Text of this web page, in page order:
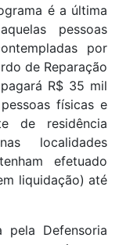
é a última
pessoas
por
de Reparação
R$ 35 mil
físicas e
de residência
localidades
efetuado
liquidação) até
pela Defensoria